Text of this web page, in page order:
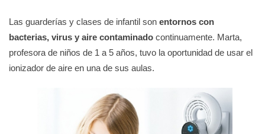
Las guarderías y clases de infantil son entornos con
bacterias, virus y aire contaminado continuamente. Marta,
profesora de niños de 1 a 5 años, tuvo la oportunidad de usar el
ionizador de aire en una de sus aulas.